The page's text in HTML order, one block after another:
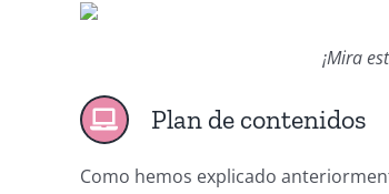
¡Mira
Plan de contenidos
Como hemos explicado